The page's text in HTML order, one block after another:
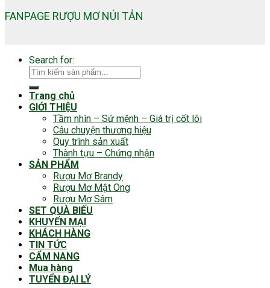
FANPAGE RƯỢU MƠ NÚI TẢN
Search for:
Trang chủ
GIỚI THIỆU
Tầm nhìn – Sứ mệnh – Giá trị cốt lõi
Câu chuyện thương hiệu
Quy trình sản xuất
Thành tựu – Chứng nhận
SẢN PHẨM
Rượu Mơ Brandy
Rượu Mơ Mật Ong
Rượu Mơ Sâm
SET QUÀ BIẾU
KHUYẾN MẠI
KHÁCH HÀNG
TIN TỨC
CẨM NANG
Mua hàng
TUYỂN ĐẠI LÝ